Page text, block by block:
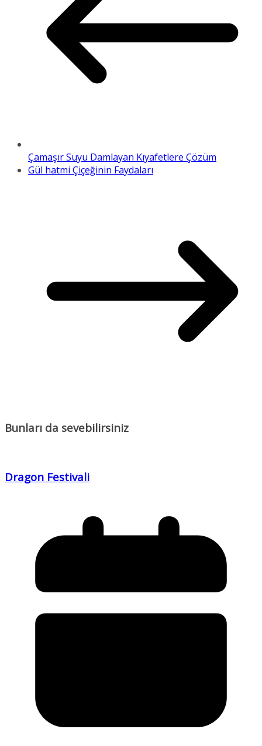
Çamaşır Suyu Damlayan Kıyafetlere Çözüm
Gül hatmi Çiçeğinin Faydaları
Bunları da sevebilirsiniz
Dragon Festivali